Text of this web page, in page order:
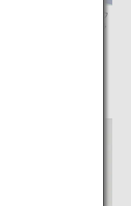
る場合、チェックインカウ
ンジ利用対象のお客様はラ